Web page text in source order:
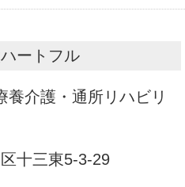
ートフル
養介護・通所リハビリ
十三東5-3-29